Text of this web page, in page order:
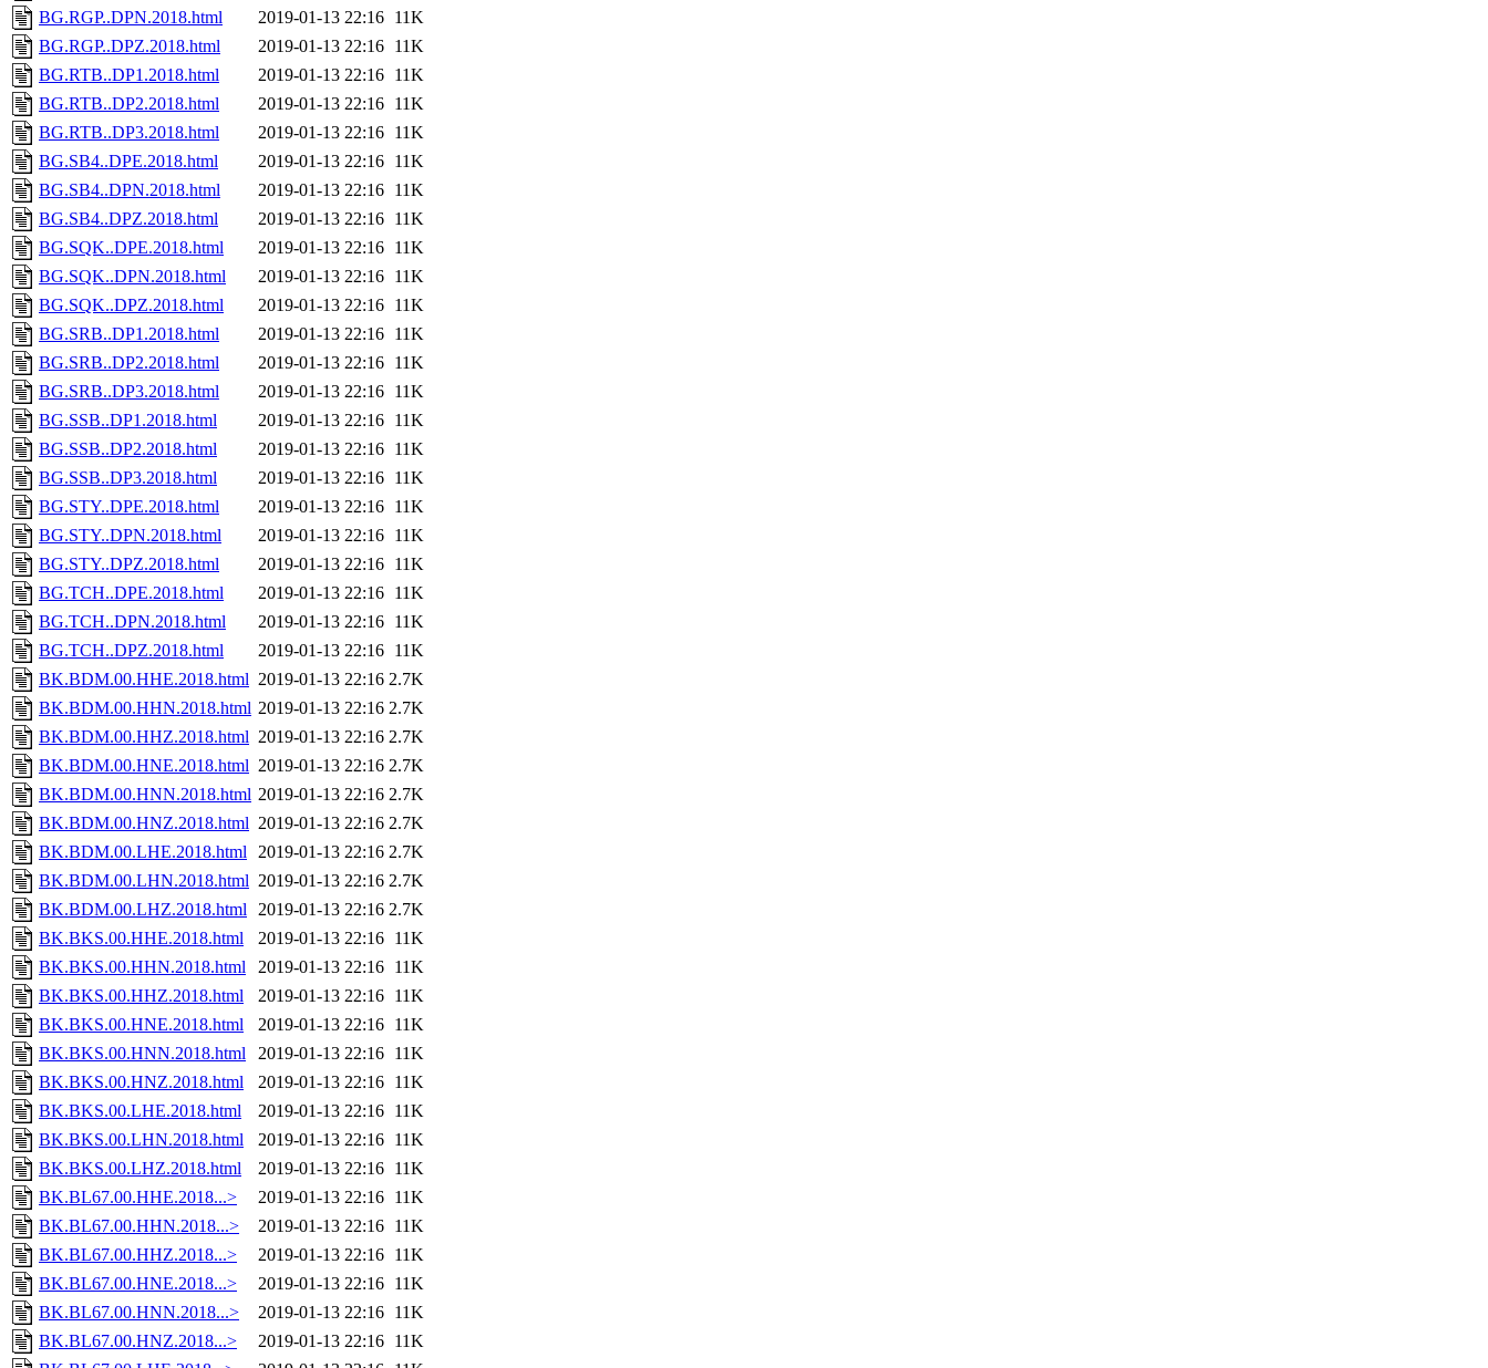
BG.RGP..DPN.2018.html
2019-01-13 22:16 11K
BG.RGP..DPZ.2018.html
2019-01-13 22:16 11K
BG.RTB..DP1.2018.html
2019-01-13 22:16 11K
BG.RTB..DP2.2018.html
2019-01-13 22:16 11K
BG.RTB..DP3.2018.html
2019-01-13 22:16 11K
BG.SB4..DPE.2018.html
2019-01-13 22:16 11K
BG.SB4..DPN.2018.html
2019-01-13 22:16 11K
BG.SB4..DPZ.2018.html
2019-01-13 22:16 11K
BG.SQK..DPE.2018.html
2019-01-13 22:16 11K
BG.SQK..DPN.2018.html
2019-01-13 22:16 11K
BG.SQK..DPZ.2018.html
2019-01-13 22:16 11K
BG.SRB..DP1.2018.html
2019-01-13 22:16 11K
BG.SRB..DP2.2018.html
2019-01-13 22:16 11K
BG.SRB..DP3.2018.html
2019-01-13 22:16 11K
BG.SSB..DP1.2018.html
2019-01-13 22:16 11K
BG.SSB..DP2.2018.html
2019-01-13 22:16 11K
BG.SSB..DP3.2018.html
2019-01-13 22:16 11K
BG.STY..DPE.2018.html
2019-01-13 22:16 11K
BG.STY..DPN.2018.html
2019-01-13 22:16 11K
BG.STY..DPZ.2018.html
2019-01-13 22:16 11K
BG.TCH..DPE.2018.html
2019-01-13 22:16 11K
BG.TCH..DPN.2018.html
2019-01-13 22:16 11K
BG.TCH..DPZ.2018.html
2019-01-13 22:16 11K
BK.BDM.00.HHE.2018.html 2019-01-13 22:16 2.7K
BK.BDM.00.HHN.2018.html 2019-01-13 22:16 2.7K
BK.BDM.00.HHZ.2018.html 2019-01-13 22:16 2.7K
BK.BDM.00.HNE.2018.html 2019-01-13 22:16 2.7K
BK.BDM.00.HNN.2018.html 2019-01-13 22:16 2.7K
BK.BDM.00.HNZ.2018.html 2019-01-13 22:16 2.7K
BK.BDM.00.LHE.2018.html 2019-01-13 22:16 2.7K
BK.BDM.00.LHN.2018.html 2019-01-13 22:16 2.7K
BK.BDM.00.LHZ.2018.html 2019-01-13 22:16 2.7K
BK.BKS.00.HHE.2018.html
2019-01-13 22:16 11K
BK.BKS.00.HHN.2018.html
2019-01-13 22:16 11K
BK.BKS.00.HHZ.2018.html
2019-01-13 22:16 11K
BK.BKS.00.HNE.2018.html
2019-01-13 22:16 11K
BK.BKS.00.HNN.2018.html
2019-01-13 22:16 11K
BK.BKS.00.HNZ.2018.html
2019-01-13 22:16 11K
BK.BKS.00.LHE.2018.html
2019-01-13 22:16 11K
BK.BKS.00.LHN.2018.html
2019-01-13 22:16 11K
BK.BKS.00.LHZ.2018.html
2019-01-13 22:16 11K
BK.BL67.00.HHE.2018...>
2019-01-13 22:16 11K
BK.BL67.00.HHN.2018...>
2019-01-13 22:16 11K
BK.BL67.00.HHZ.2018...>
2019-01-13 22:16 11K
BK.BL67.00.HNE.2018...>
2019-01-13 22:16 11K
BK.BL67.00.HNN.2018...>
2019-01-13 22:16 11K
BK.BL67.00.HNZ.2018...>
2019-01-13 22:16 11K